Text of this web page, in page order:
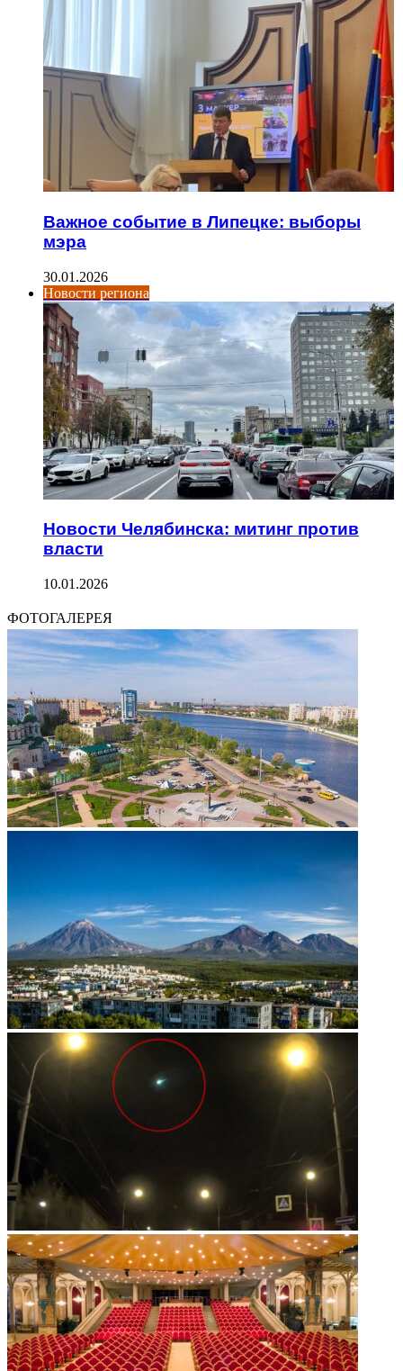
Важное событие в Липецке: выборы
мэра
30.01.2026
Новости региона
Новости Челябинска: митинг против
власти
10.01.2026
ФОТОГАЛЕРЕЯ